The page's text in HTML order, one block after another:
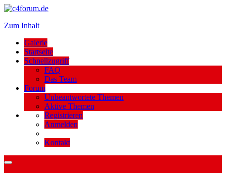
Zum Inhalt
Galerie
Startseite
Schnellzugriff
FAQ
Das Team
Forum
Unbeantwortete Themen
Aktive Themen
Registrieren
Anmelden
Kontakt